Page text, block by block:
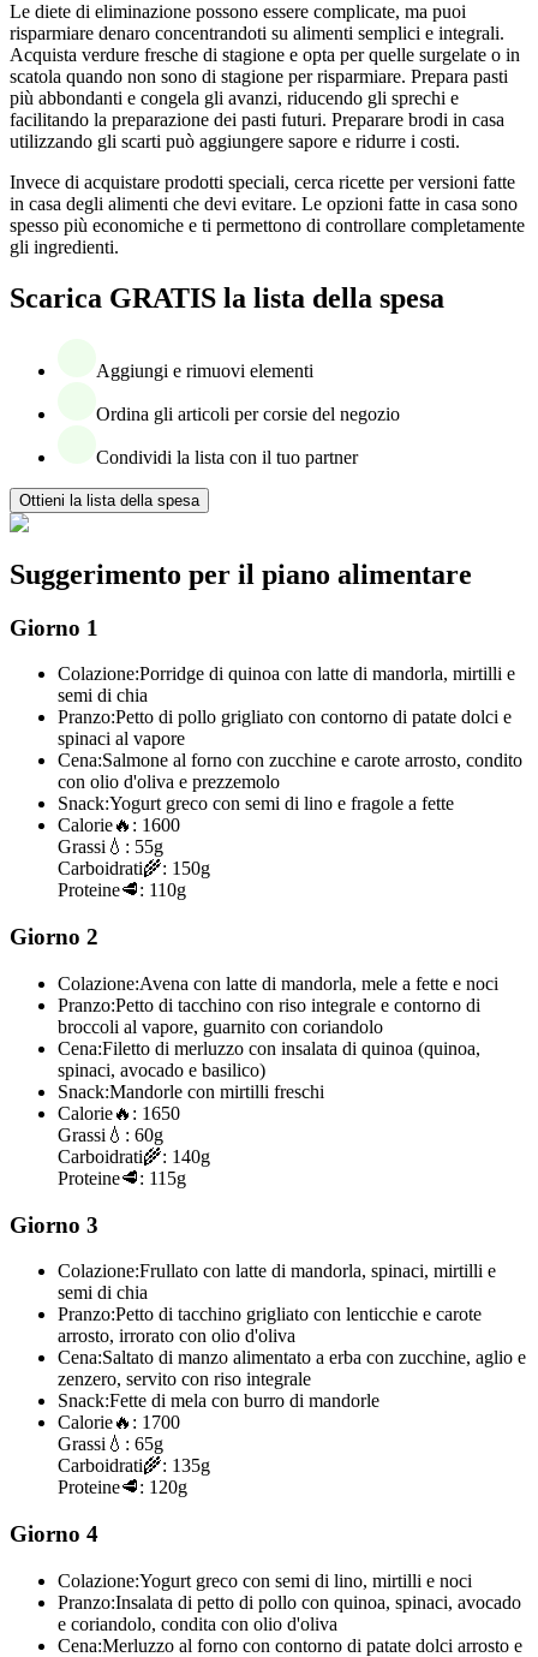
Le diete di eliminazione possono essere complicate, ma puoi
risparmiare denaro concentrandoti su alimenti semplici e integrali.
Acquista verdure fresche di stagione e opta per quelle surgelate o in
scatola quando non sono di stagione per risparmiare. Prepara pasti
più abbondanti e congela gli avanzi, riducendo gli sprechi e
facilitando la preparazione dei pasti futuri. Preparare brodi in casa
utilizzando gli scarti può aggiungere sapore e ridurre i costi.
Invece di acquistare prodotti speciali, cerca ricette per versioni fatte
in casa degli alimenti che devi evitare. Le opzioni fatte in casa sono
spesso più economiche e ti permettono di controllare completamente
gli ingredienti.
Scarica GRATIS la lista della spesa
Aggiungi e rimuovi elementi
Ordina gli articoli per corsie del negozio
Condividi la lista con il tuo partner
Ottieni la lista della spesa
Suggerimento per il piano alimentare
Giorno 1
Colazione:Porridge di quinoa con latte di mandorla, mirtilli e
semi di chia
Pranzo:Petto di pollo grigliato con contorno di patate dolci e
spinaci al vapore
Cena:Salmone al forno con zucchine e carote arrosto, condito
con olio d'oliva e prezzemolo
Snack:Yogurt greco con semi di lino e fragole a fette
Calorie🔥: 1600
Grassi 💧: 55g
Carboidrati🌾: 150g
Proteine🥩: 110g
Giorno 2
Colazione:Avena con latte di mandorla, mele a fette e noci
Pranzo:Petto di tacchino con riso integrale e contorno di
broccoli al vapore, guarnito con coriandolo
Cena:Filetto di merluzzo con insalata di quinoa (quinoa,
spinaci, avocado e basilico)
Snack:Mandorle con mirtilli freschi
Calorie🔥: 1650
Grassi 💧: 60g
Carboidrati🌾: 140g
Proteine🥩: 115g
Giorno 3
Colazione:Frullato con latte di mandorla, spinaci, mirtilli e
semi di chia
Pranzo:Petto di tacchino grigliato con lenticchie e carote
arrosto, irrorato con olio d'oliva
Cena:Saltato di manzo alimentato a erba con zucchine, aglio e
zenzero, servito con riso integrale
Snack:Fette di mela con burro di mandorle
Calorie🔥: 1700
Grassi 💧: 65g
Carboidrati🌾: 135g
Proteine🥩: 120g
Giorno 4
Colazione:Yogurt greco con semi di lino, mirtilli e noci
Pranzo:Insalata di petto di pollo con quinoa, spinaci, avocado
e coriandolo, condita con olio d'oliva
Cena:Merluzzo al forno con contorno di patate dolci arrosto e